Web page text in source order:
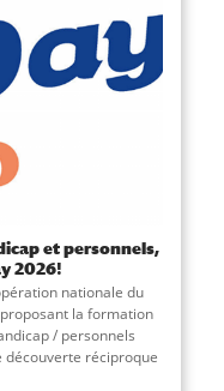
et personnels,
2026!
nationale du
la formation
/ personnels
découverte réciproque